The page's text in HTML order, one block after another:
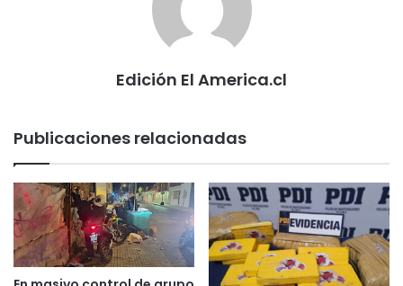
Edición El America.cl
Publicaciones relacionadas